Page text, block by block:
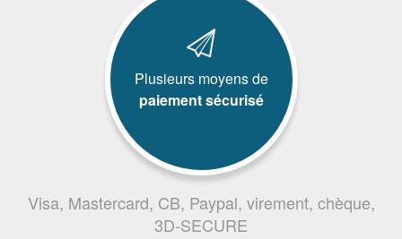
Plusieurs moyens de
paiement sécurisé
Visa, Mastercard, CB, Paypal, virement, chèque,
3D-SECURE